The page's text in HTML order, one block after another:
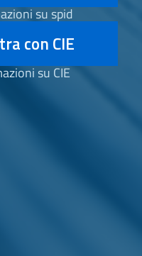
su spid
con CIE
su CIE